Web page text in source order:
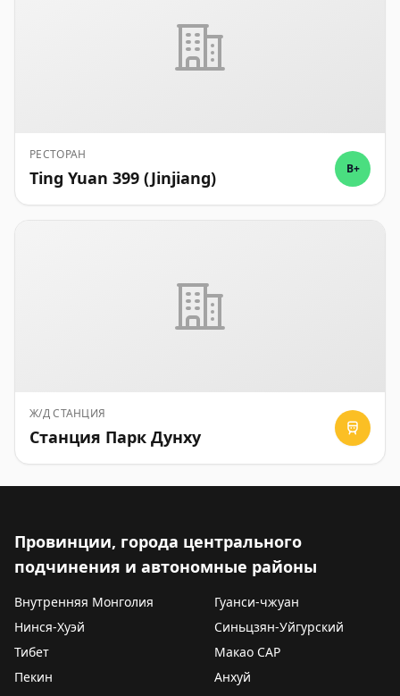
РЕСТОРАН
Ting Yuan 399 (Jinjiang) B+
Ж/Д СТАНЦИЯ
Станция Парк Дунху
Провинции, города центрального
подчинения и автономные районы
Внутренняя Монголия
Гуанси-чжуан
Нинся-Хуэй
Синьцзян-Уйгурский
Тибет
Макао САР
Пекин
Анхуй